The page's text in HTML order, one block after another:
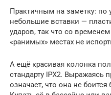
Практичным на заметку: по
небольшие вставки —
ударов, так что со
«ранимых» местах не
А ещё красивая колонка
стандарту IPX2. Выражаясь
означает, что она не